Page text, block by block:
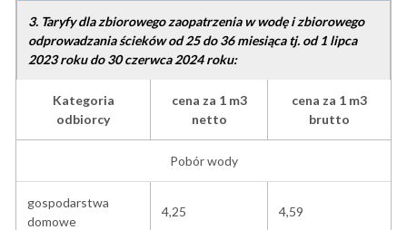
pozostali odbiorcy 10,61 11,46
Odprowadzanie ścieków
gospodarstwa
domowe
6,45 6,97
6,45
3. Taryfy dla zbiorowego zaopatrzenia w wodę i zbiorowego
odprowadzania ścieków od 25 do 36 miesiąca tj. od 1 lipca
2023 roku do 30 czerwca 2024 roku:
Kategoria
odbiorcy
cena za 1 m3
netto
cena za 1 m3
brutto
Pobór wody
gospodarstwa
domowe
4,25 4,59